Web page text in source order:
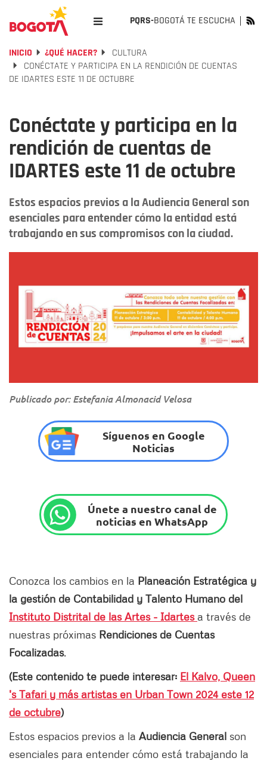
PQRS-BOGOTÁ TE ESCUCHA
INICIO ¿QUÉ HACER?
CULTURA
CONÉCTATE Y PARTICIPA EN LA RENDICIÓN DE CUENTAS
DE IDARTES ESTE 11 DE OCTUBRE
Conéctate y participa en la
rendición de cuentas de
IDARTES este 11 de octubre
Estos espacios previos a la Audiencia General son
esenciales para entender cómo la entidad está
trabajando en sus compromisos con la ciudad.
Publicado por: Estefania Almonacid Velosa
Síguenos en Google
Noticias
Únete a nuestro canal de
noticias en WhatsApp
Conozca los cambios en la Planeación Estratégica y
la gestión de Contabilidad y Talento Humano del
Instituto Distrital de las Artes - Idartes a través de
nuestras próximas Rendiciones de Cuentas
Focalizadas.
(Este contenido te puede interesar: El Kalvo, Queen
's Tafari y más artistas en Urban Town 2024 este 12
de octubre)
Estos espacios previos a la Audiencia General son
esenciales para entender cómo está trabajando la